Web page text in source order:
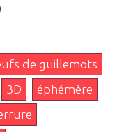
de guillemots
3D
éphémère